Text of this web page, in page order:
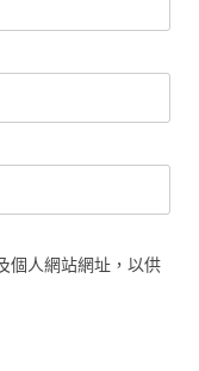
個人網站網址，以供